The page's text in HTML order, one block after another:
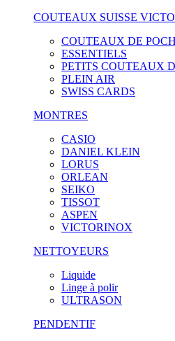
COUTEAUX SUISSE
COUTEAUX DE
ESSENTIELS
PETITS COUTEAUX
PLEIN AIR
SWISS CARDS
MONTRES
CASIO
DANIEL KLEIN
LORUS
ORLEAN
SEIKO
TISSOT
ASPEN
VICTORINOX
NETTOYEURS
Liquide
Linge à polir
ULTRASON
PENDENTIF